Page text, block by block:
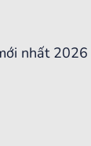
nhất 2026